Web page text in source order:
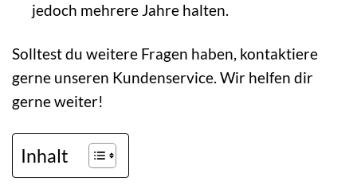
jedoch mehrere Jahre halten.
Solltest du weitere Fragen haben, kontaktiere
gerne unseren Kundenservice. Wir helfen dir
gerne weiter!
Inhalt